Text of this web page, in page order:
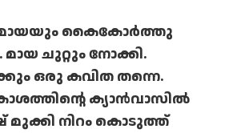
കൈകോർത്തു
മായ ചുറ്റും നോക്കി.
ഒരു കവിത തന്നെ.
ക്യാൻവാസിൽ
മുക്കി നിറം കൊടുത്ത്